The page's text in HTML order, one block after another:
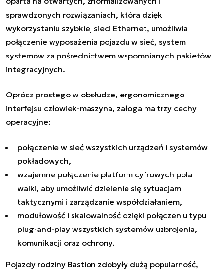
sprawdzonych rozwiązaniach, która dzięki
wykorzystaniu szybkiej sieci Ethernet, umożliwia
połączenie wyposażenia pojazdu w sieć, system
systemów za pośrednictwem wspomnianych pakietów
integracyjnych.
Oprócz prostego w obsłudze, ergonomicznego
interfejsu człowiek-maszyna, załoga ma trzy cechy
operacyjne:
połączenie w sieć wszystkich urządzeń i systemów
pokładowych,
wzajemne połączenie platform cyfrowych pola
walki, aby umożliwić dzielenie się sytuacjami
taktycznymi i zarządzanie współdziałaniem,
modułowość i skalowalność dzięki połączeniu typu
plug-and-play wszystkich systemów uzbrojenia,
komunikacji oraz ochrony.
Pojazdy rodziny Bastion zdobyły dużą popularność,